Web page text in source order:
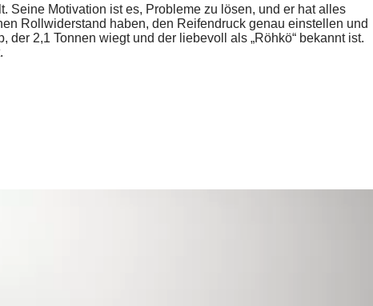
Seine Motivation ist es, Probleme zu lösen, und er hat alles
Rollwiderstand haben, den Reifendruck genau einstellen und
2,1 Tonnen wiegt und der liebevoll als „Röhkö“ bekannt ist.